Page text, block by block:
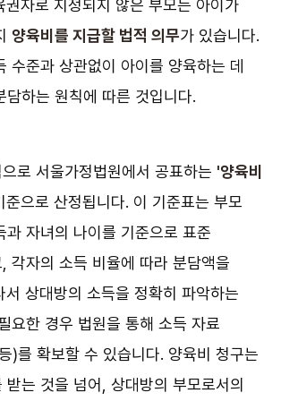
권자로 지정되지 않은 부모는 아이가
양육비를 지급할 법적 의무가 있습니다.
수준과 상관없이 아이를 양육하는 데
담하는 원칙에 따른 것입니다.
로 서울가정법원에서 공표하는 '양육비
준으로 산정됩니다. 이 기준표는 부모
과 자녀의 나이를 기준으로 표준
각자의 소득 비율에 따라 분담액을
서 상대방의 소득을 정확히 파악하는
요한 경우 법원을 통해 소득 자료
)를 확보할 수 있습니다. 양육비 청구는
받는 것을 넘어, 상대방의 부모로서의